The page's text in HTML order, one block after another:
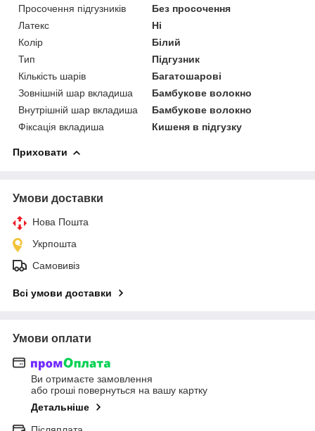
Просочення підгузників
Без просочення
Латекс
Ні
Колір
Білий
Тип
Підгузник
Кількість шарів
Багатошарові
Зовнішній шар вкладиша
Бамбукове волокно
Внутрішній шар вкладиша
Бамбукове волокно
Фіксація вкладиша
Кишеня в підгузку
Приховати
Умови доставки
Нова Пошта
Укрпошта
Самовивіз
Всі умови доставки
Умови оплати
Ви отримаєте замовлення
або гроші повернуться на вашу картку
Детальніше